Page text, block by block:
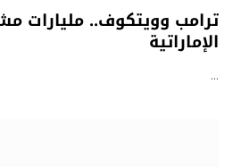
ترامب وويتكوف.. مليارات
الإماراتية
…